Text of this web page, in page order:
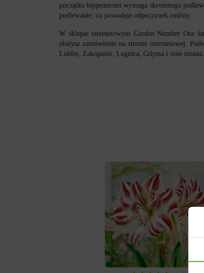
początku hippeastrum wymaga skromnego
podlewanie, co powoduje odpoczynek rośliny.
W sklepie internetowym Garden Number One
złożysz zamówienie na stronie internetowej.
Lublin, Zakopanie, Legnica, Gdynia i inne miasta.